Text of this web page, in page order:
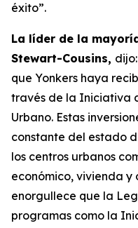
éxito”.
La líder de la
Stewart-Cousins,
que Yonkers haya
través de la Iniciativa
Urbano. Estas
constante del estado
los centros urbanos
económico, vivienda y
enorgullece que la
programas como la